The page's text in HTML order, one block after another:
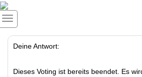
Deine Antwort:
Dieses Voting ist bereits beendet. Es